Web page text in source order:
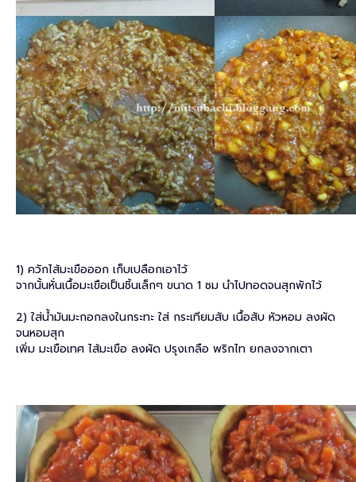
1) ควักไส้มะเขือออก เก็บเปลือกเอาไว้
จากนั้นหั่นเนื้อมะเขือเป็นชิ้นเล็กๆ ขนาด 1 ซม นำไปทอดจนสุกพักไว้
2) ใส่น้ำมันมะกอกลงในกระทะ ใส่ กระเทียมสับ เนื้อสับ หัวหอม ลงผัด
จนหอมสุก
เพิ่ม มะเขือเทศ ไส้มะเขือ ลงผัด ปรุงเกลือ พริกไท ยกลงจากเตา